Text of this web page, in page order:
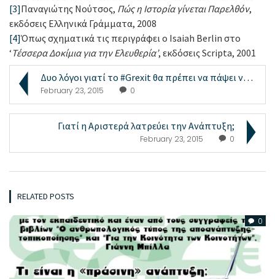
[3]Παναγιώτης Νούτσος, Πώς η Ιστορία γίνεται Παρελθόν,
εκδόσεις Ελληνικά Γράμματα, 2008
[4]Όπως σχηματικά τις περιγράφει ο Isaiah Berlin στο
‘ Τέσσερα Δοκίμια για την Ελευθερία’, εκδόσεις Scripta, 2001
Δυο λόγοι γιατί το #Grexit θα πρέπει να πάψει να τ...
February 23, 2015 0
Γιατί η Aριστερά λατρεύει την Aνάπτυξη;
February 23, 2015 0
RELATED POSTS
0